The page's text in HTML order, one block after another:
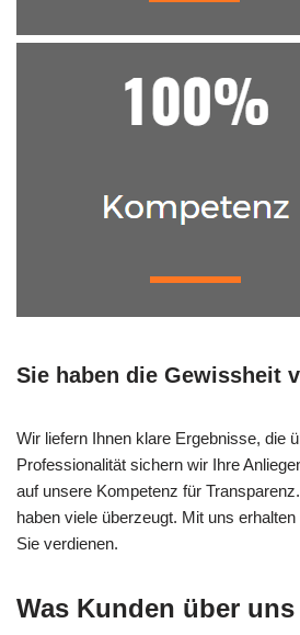
Sie haben die Gewissheit
Wir liefern Ihnen klare Ergebnisse, die
Professionalität sichern wir Ihre
auf unsere Kompetenz für
haben viele überzeugt. Mit uns
Sie verdienen.
Was Kunden über uns